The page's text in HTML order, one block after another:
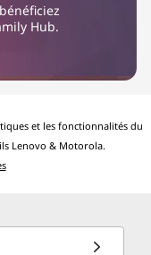
Hub.
et les fonctionnalités du
Lenovo & Motorola.